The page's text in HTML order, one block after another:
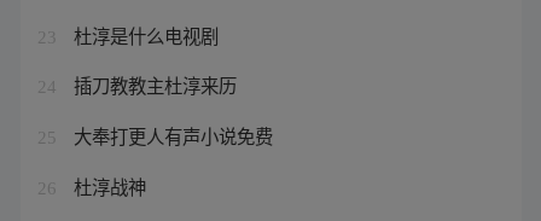
23 杜淳是什么电视剧
24 插刀教教主杜淳来历
25 大奉打更人有声小说免费
26 杜淳战神